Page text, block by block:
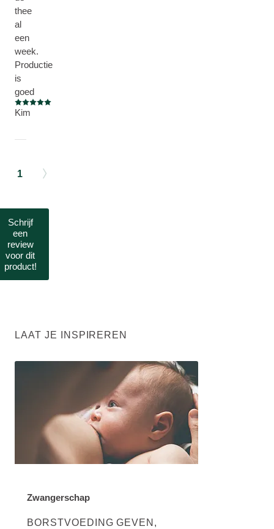
thee
al
een
week.
Productie
is
goed
Beoordeling: 5 van 5
Kim
1
Schrijf
een
review
voor dit
product!
LAAT JE INSPIREREN
BORSTVOEDING GEVEN,
DISCOVER MORE ABOUT CATEGORY:
Zwangerschap